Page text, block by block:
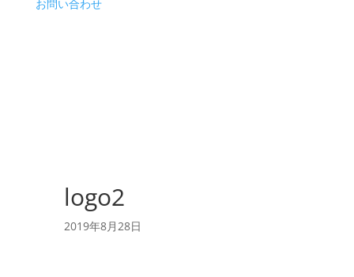
お問い合わせ
logo2
2019年8月28日